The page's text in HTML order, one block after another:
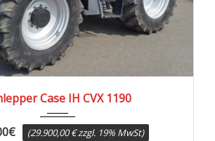
Case IH CVX 1190
€ (29.900,00 € zzgl. 19% MwSt)